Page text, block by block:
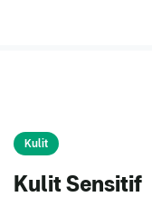
Kulit
Kulit Sensitif